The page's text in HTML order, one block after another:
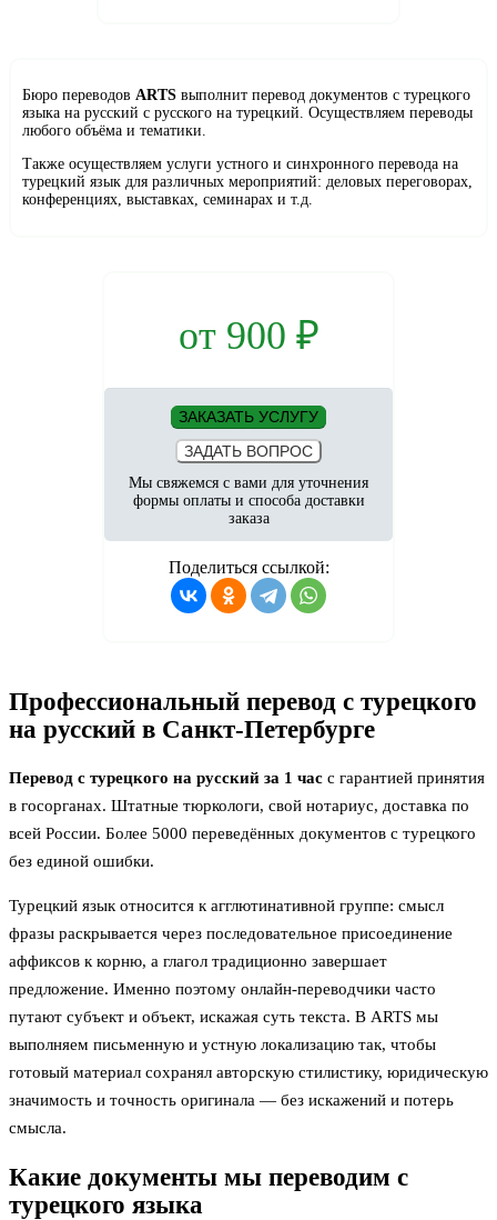
Бюро переводов ARTS выполнит перевод документов с турецкого
языка на русский с русского на турецкий. Осуществляем переводы
любого объёма и тематики.
Также осуществляем услуги устного и синхронного перевода на
турецкий язык для различных мероприятий: деловых переговорах,
конференциях, выставках, семинарах и т.д.
от 900 ₽
ЗАКАЗАТЬ УСЛУГУ
ЗАДАТЬ ВОПРОС
Мы свяжемся с вами для уточнения
формы оплаты и способа доставки
заказа
Поделиться ссылкой:
Профессиональный перевод с турецкого
на русский в Санкт-Петербурге
Перевод с турецкого на русский за 1 час с гарантией принятия
в госорганах. Штатные тюркологи, свой нотариус, доставка по
всей России. Более 5000 переведённых документов с турецкого
без единой ошибки.
Турецкий язык относится к агглютинативной группе: смысл
фразы раскрывается через последовательное присоединение
аффиксов к корню, а глагол традиционно завершает
предложение. Именно поэтому онлайн-переводчики часто
путают субъект и объект, искажая суть текста. В ARTS мы
выполняем письменную и устную локализацию так, чтобы
готовый материал сохранял авторскую стилистику, юридическую
значимость и точность оригинала — без искажений и потерь
смысла.
Какие документы мы переводим с
турецкого языка